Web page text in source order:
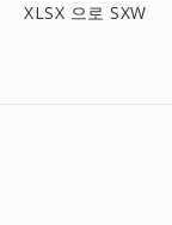
XLSX 으로 SXW